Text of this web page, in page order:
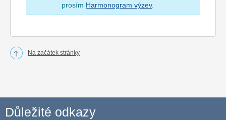
prosím Harmonogram výzev.
Na začátek stránky
Důležité odkazy